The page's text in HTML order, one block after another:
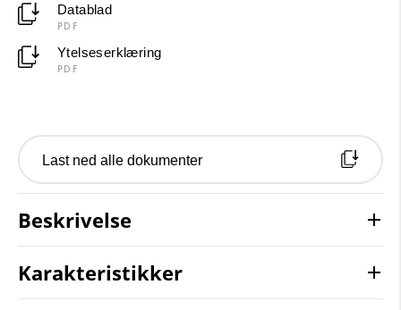
Datablad
PDF
Ytelseserklæring
PDF
Last ned alle dokumenter
Beskrivelse
Karakteristikker